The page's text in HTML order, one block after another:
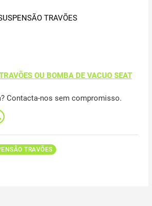
TRAVÕES
OU BOMBA DE VACUO SEAT
Contacta-nos sem compromisso.
TRAVÕES